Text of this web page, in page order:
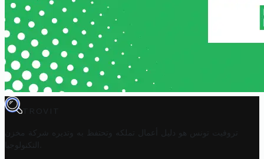
TROVIT
تروفيت تونس هو دليل أعمال تملكه وتحتفظ به وتديره
شركة مخزن
التكنولوجيا